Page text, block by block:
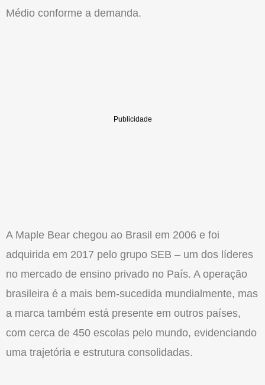
Médio conforme a demanda.
A Maple Bear chegou ao Brasil em 2006 e foi
adquirida em 2017 pelo grupo SEB – um dos líderes
no mercado de ensino privado no País. A operação
brasileira é a mais bem-sucedida mundialmente, mas
a marca também está presente em outros países,
com cerca de 450 escolas pelo mundo, evidenciando
uma trajetória e estrutura consolidadas.